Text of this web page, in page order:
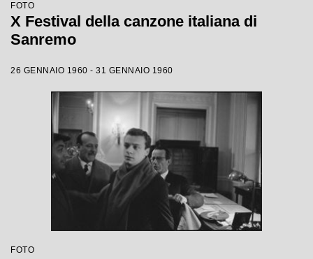
FOTO
X Festival della canzone italiana di
Sanremo
26 GENNAIO 1960 - 31 GENNAIO 1960
FOTO